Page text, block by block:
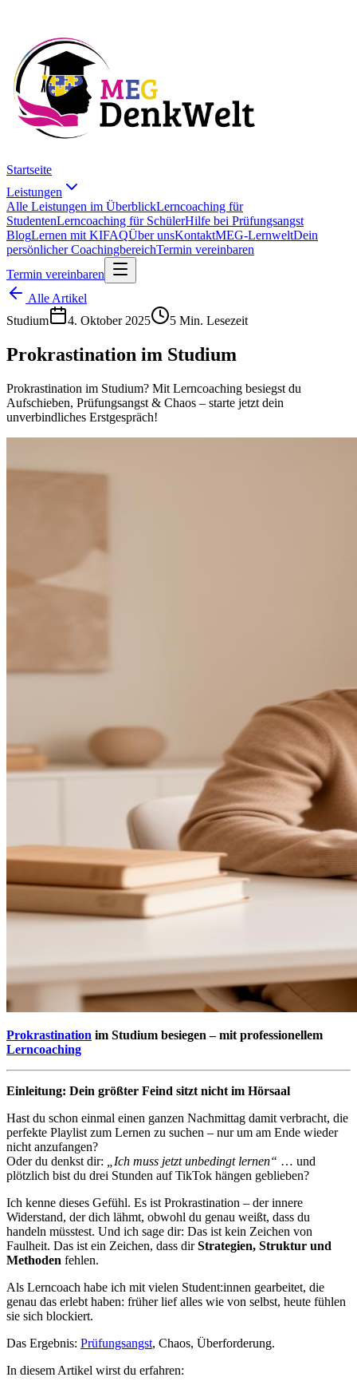
Startseite
Leistungen
Alle Leistungen im ÜberblickLerncoaching für
StudentenLerncoaching für SchülerHilfe bei Prüfungsangst
BlogLernen mit KIFAQÜber unsKontaktMEG-LernweltDein
persönlicher CoachingbereichTermin vereinbaren
Termin vereinbaren
Alle Artikel
Studium
4. Oktober 2025 5 Min. Lesezeit
Prokrastination im Studium
Prokrastination im Studium? Mit Lerncoaching besiegst du
Aufschieben, Prüfungsangst & Chaos – starte jetzt dein
unverbindliches Erstgespräch!
Prokrastination im Studium besiegen – mit professionellem
Lerncoaching
Einleitung: Dein größter Feind sitzt nicht im Hörsaal
Hast du schon einmal einen ganzen Nachmittag damit verbracht, die
perfekte Playlist zum Lernen zu suchen – nur um am Ende wieder
nicht anzufangen?
Oder du denkst dir:
„Ich muss jetzt unbedingt lernen“ … und
plötzlich bist du drei Stunden auf TikTok hängen geblieben?
Ich kenne dieses Gefühl. Es ist Prokrastination – der innere
Widerstand, der dich lähmt, obwohl du genau weißt, dass du
handeln müsstest. Und ich sage dir: Das ist kein Zeichen von
Faulheit. Das ist ein Zeichen, dass dirStrategien, Struktur und
Methoden fehlen.
Als Lerncoach habe ich mit vielen Student:innen gearbeitet, die
genau das erlebt haben: früher lief alles wie von selbst, heute fühlen
sie sich blockiert.
Das Ergebnis: Prüfungsangst, Chaos, Überforderung.
In diesem Artikel wirst du erfahren: